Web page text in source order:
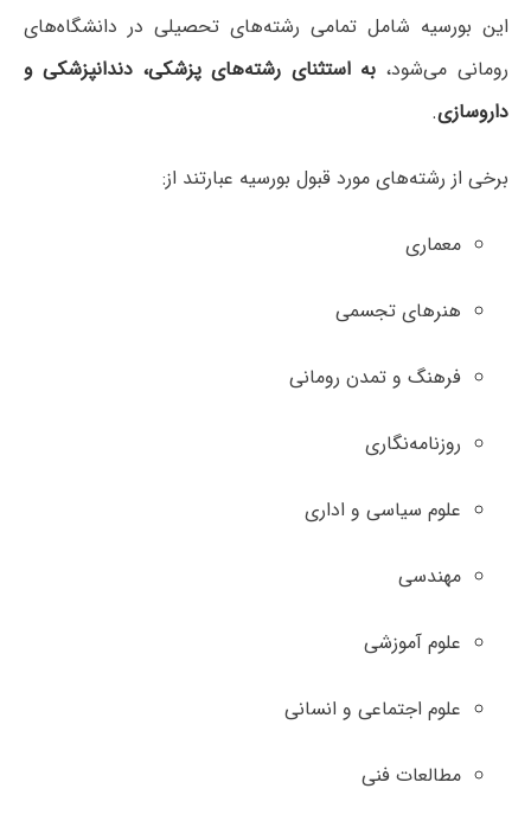
این بورسیه شامل تمامی رشته‌های تحصیلی در دانشگاه‌های
رومانی می‌شود،به استثنای رشته‌های پزشکی، دندانپزشکی و
داروسازی.
برخی از رشته‌های مورد قبول بورسیه عبارتند از:
معماری
هنرهای تجسمی
فرهنگ و تمدن رومانی
روزنامه‌نگاری
علوم سیاسی و اداری
مهندسی
علوم آموزشی
علوم اجتماعی و انسانی
مطالعات فنی